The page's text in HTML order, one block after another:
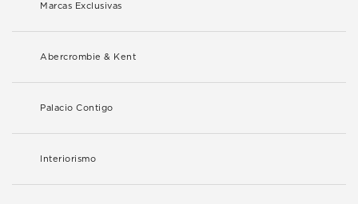
Marcas Exclusivas
Abercrombie & Kent
Palacio Contigo
Interiorismo